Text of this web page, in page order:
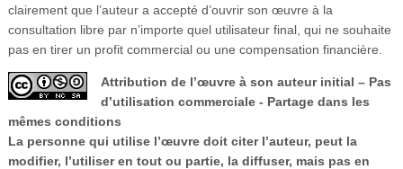
clairement que l’auteur a accepté d’ouvrir son œuvre à la
consultation libre par n’importe quel utilisateur final, qui ne souhaite
pas en tirer un profit commercial ou une compensation financière.
Attribution de l’œuvre à son auteur initial – Pas
d’utilisation commerciale - Partage dans les
mêmes conditions
La personne qui utilise l’œuvre doit citer l’auteur, peut la
modifier, l’utiliser en tout ou partie, la diffuser, mais pas en